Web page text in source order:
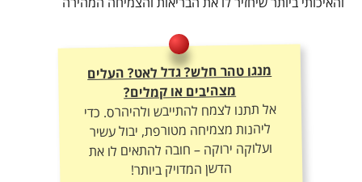
מנגו טהר חלש? גדל לאט? העלים
מצהיבים או קמלים?
אל תתנו לצמח להתייבש ולהיהרס. כדי
ליהנות מצמיחה מטורפת, יבול עשיר
ועלוקה ירוקה – חובה להתאים לו את
הדשן המדויק ביותר!